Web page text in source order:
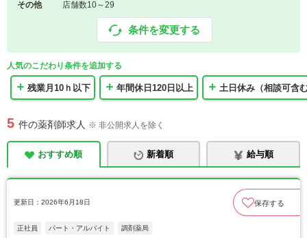
その他
店舗数10～29
条件を変更する
人気のこだわり条件を追加する
残業月10ｈ以下 年間休日120日以上 土日休み（相談可含
5 件の薬剤師求人 ※ 非公開求人を除く
おすすめ順 新着順 給与順
更新日：2026年6月18日 保存する
正社員 パート・アルバイト 調剤薬局